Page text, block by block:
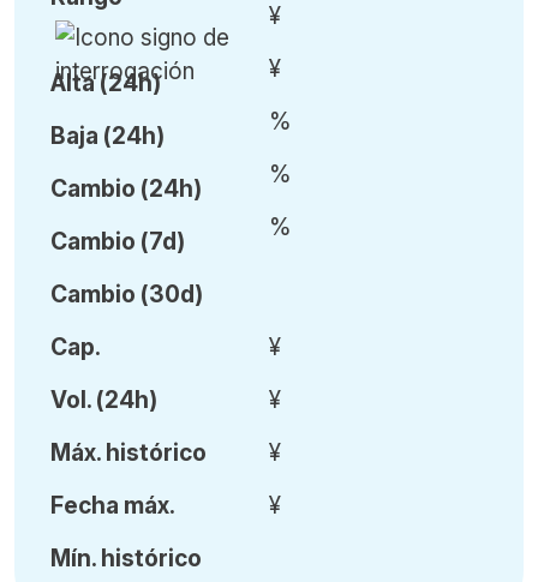
Alta (24h)
Baja (24h)
Cambio (24h)
Cambio (7d)
Cambio (30d)
¥
¥
%
%
%
Cap.
Vol. (24h)
Máx. histórico
Fecha máx.
Mín. histórico
¥
¥
¥
¥